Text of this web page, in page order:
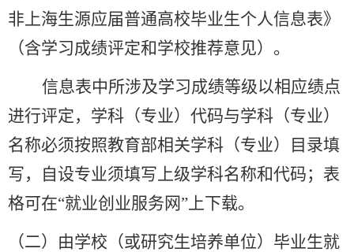
非上海生源应届普通高校毕业生个人信息表》
（含学习成绩评定和学校推荐意见）。
信息表中所涉及学习成绩等级以相应绩点
进行评定，学科（专业）代码与学科（专业）
名称必须按照教育部相关学科（专业）目录填
写，自设专业须填写上级学科名称和代码；表
格可在“就业创业服务网” 上下载。
（二）由学校（或研究生培养单位）毕业生就